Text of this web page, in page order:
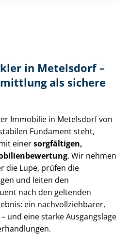
in Metelsdorf –
als sichere
Immobilie in Metelsdorf von
Fundament steht,
einersorgfältigen,
. Wir nehmen
die Lupe, prüfen die
und leiten den
nach den geltenden
ein nach­voll­zieh­ba­rer,
und eine starke Ausgangslage